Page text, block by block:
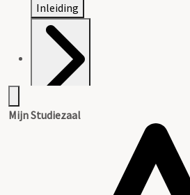
Inleiding
Mijn Studiezaal